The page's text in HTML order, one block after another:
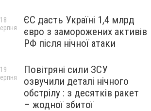
ЄС дасть Україні 1,4 млрд
євро з заморожених активів
РФ після нічної атаки
Повітряні сили ЗСУ
озвучили деталі нічного
обстрілу : з десятків ракет
– жодної збитої